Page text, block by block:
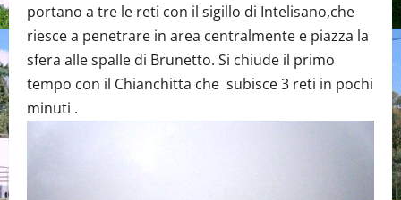
portano a tre le reti con il sigillo di Intelisano,che
riesce a penetrare in area centralmente e piazza la
sfera alle spalle di Brunetto. Si chiude il primo
tempo con il Chianchitta che subisce 3 reti in pochi
minuti .